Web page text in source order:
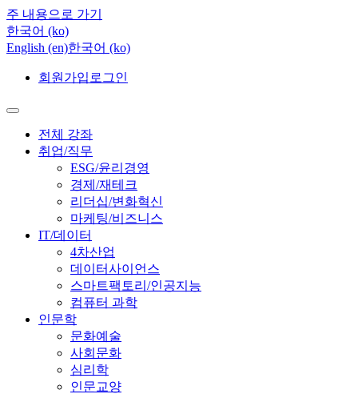
주 내용으로 가기
한국어 ‎(ko)‎
English ‎(en)‎한국어 ‎(ko)‎
회원가입 로그인
전체 강좌
취업/직무
ESG/윤리경영
경제/재테크
리더십/변화혁신
마케팅/비즈니스
IT/데이터
4차산업
데이터사이언스
스마트팩토리/인공지능
컴퓨터 과학
인문학
문화예술
사회문화
심리학
인문교양